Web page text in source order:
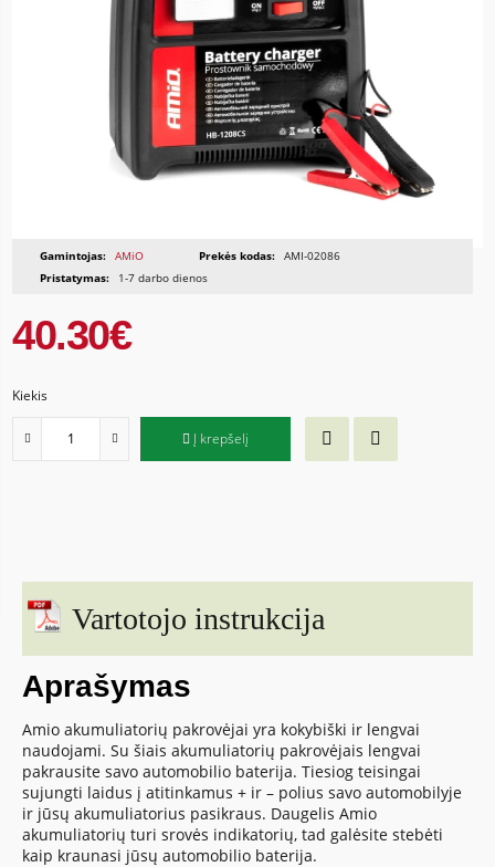
Gamintojas: AMiO Prekės kodas: AMI-02086
Pristatymas:
1-7 darbo dienos
40.30€
Kiekis
Į krepšelį
Vartotojo instrukcija
Aprašymas
Amio akumuliatorių pakrovėjai yra kokybiški ir lengvai
naudojami. Su šiais akumuliatorių pakrovėjais lengvai
pakrausite savo automobilio baterija. Tiesiog teisingai
sujungti laidus į atitinkamus + ir – polius savo automobilyje
ir jūsų akumuliatorius pasikraus. Daugelis Amio
akumuliatorių turi srovės indikatorių, tad galėsite stebėti
kaip kraunasi jūsų automobilio baterija.